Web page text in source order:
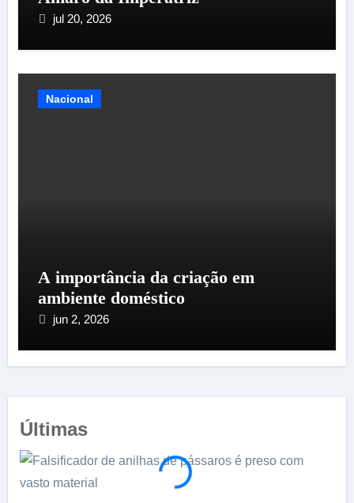
jul 20, 2026
Nacional
A importância da criação em
ambiente doméstico
jun 2, 2026
Últimas